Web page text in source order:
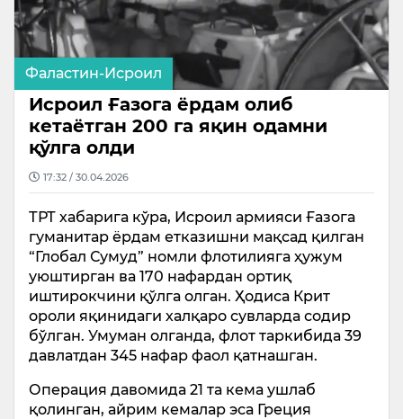
Фаластин-Исроил
Исроил Ғазога ёрдам олиб
кетаётган 200 га яқин одамни
қўлга олди
17:32 / 30.04.2026
ТРТ хабарига кўра, Исроил армияси Ғазога
гуманитар ёрдам етказишни мақсад қилган
“Глобал Сумуд” номли флотилияга ҳужум
уюштирган ва 170 нафардан ортиқ
иштирокчини қўлга олган. Ҳодиса Крит
ороли яқинидаги халқаро сувларда содир
бўлган. Умуман олганда, флот таркибида 39
давлатдан 345 нафар фаол қатнашган.
Операция давомида 21 та кема ушлаб
қолинган, айрим кемалар эса Греция